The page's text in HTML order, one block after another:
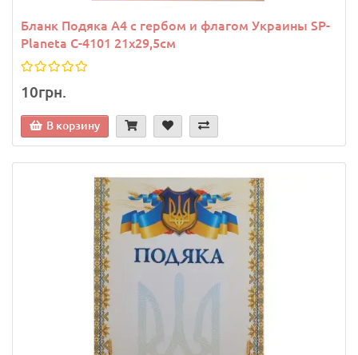
Бланк Подяка A4 с гербом и флагом Украины SP-
Planeta C-4101 21х29,5см
10грн.
В корзину